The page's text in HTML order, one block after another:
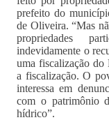
prefeito do
de Oliveira. “Mas
propriedades
indevidamente o
uma fiscalização do
a fiscalização. O
interessa em
com o patrimônio
hídrico”.